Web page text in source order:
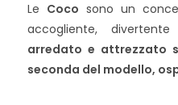
Le Coco sono un
accogliente,
arredato e attrezzato
seconda del modello,